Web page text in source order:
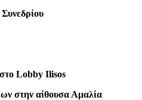
Lobby Ilisos
στην αίθουσα Αμαλία